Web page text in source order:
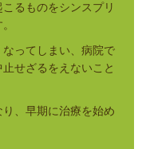
るものをシンスプリ
ってしまい、病院で
せざるをえないこと
、早期に治療を始め